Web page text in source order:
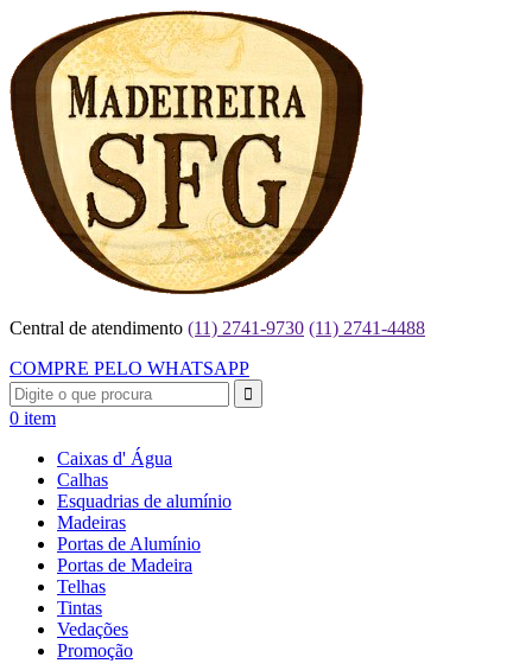
Central de atendimento (11) 2741-9730 (11) 2741-4488
COMPRE PELO WHATSAPP
0 item
Caixas d' Água
Calhas
Esquadrias de alumínio
Madeiras
Portas de Alumínio
Portas de Madeira
Telhas
Tintas
Vedações
Promoção